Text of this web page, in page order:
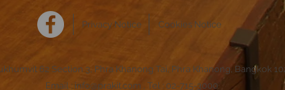
Privacy Notice Cookies Notice
62 Section 3, Phra Khanong Tai, Phra Khanong, Bangkok
Email : info@prakit.com , Tel : 02-715-3000